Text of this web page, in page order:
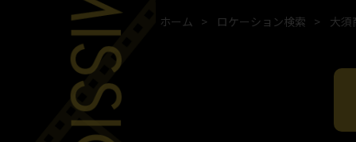
ホーム ロケーション検索 大須